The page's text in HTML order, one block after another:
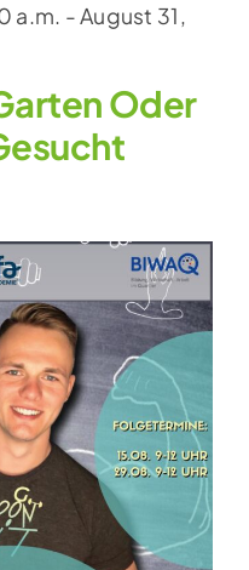
Oder
a.m. -August 31,